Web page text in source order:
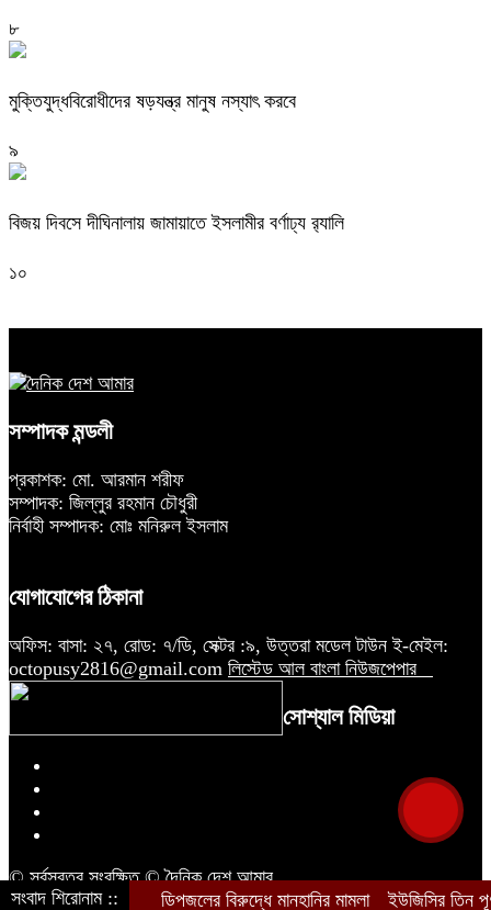
৮
মুক্তিযুদ্ধবিরোধীদের ষড়যন্ত্র মানুষ নস্যাৎ করবে
৯
বিজয় দিবসে দীঘিনালায় জামায়াতে ইসলামীর বর্ণাঢ্য র‍্যালি
১০
সম্পাদক মন্ডলী
প্রকাশক: মো. আরমান শরীফ
সম্পাদক: জিল্লুর রহমান চৌধুরী
নির্বাহী সম্পাদক: মোঃ মনিরুল ইসলাম
যোগাযোগের ঠিকানা
অফিস: বাসা: ২৭, রোড: ৭/ডি, সেক্টর :৯, উত্তরা মডেল টাউন ই-মেইল:
octopusy2816@gmail.com লিস্টেড আল বাংলা নিউজপেপার
সোশ্যাল মিডিয়া
© সর্বস্বত্ব সংরক্ষিত © দৈনিক দেশ আমার
সংবাদ শিরোনাম ::
ডিপজলের বিরুদ্ধে মানহানির মামলা ইউজিসির তিন